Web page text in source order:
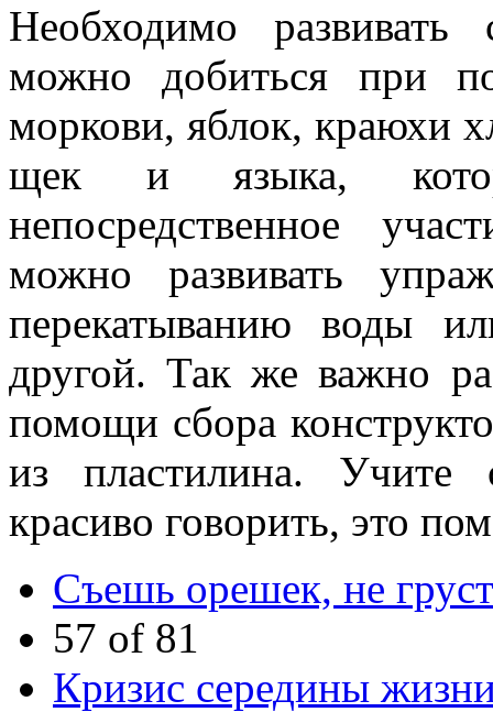
Необходимо
можно добиться при
моркови, яблок, краюхи
щек и языка,
непосредственное
можно развивать
перекатыванию воды
другой. Так же важно
помощи сбора
из пластилина. Учите
красиво говорить, это
Cъешь орешек, не
57 of 81
Кризис середины